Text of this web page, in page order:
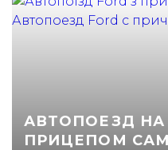
АВТОПОЕЗД НА
ПРИЦЕПОМ